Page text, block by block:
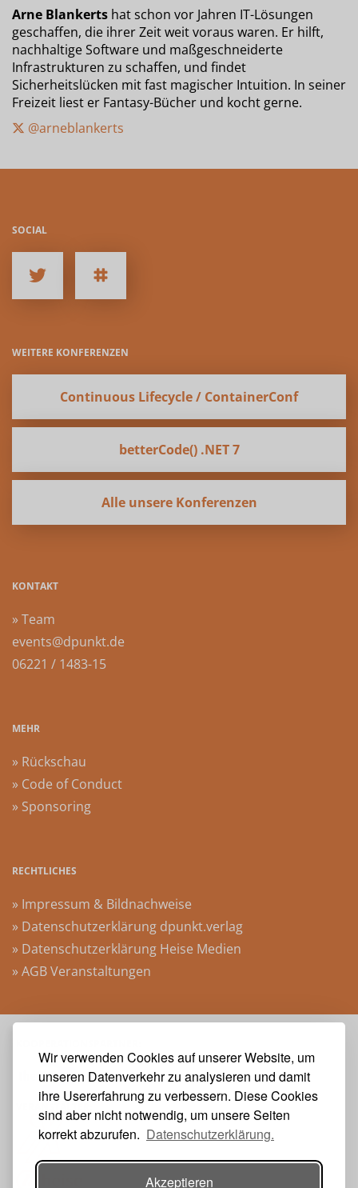
Wir verwenden Cookies auf unserer Website, um
unseren Datenverkehr zu analysieren und damit
ihre Usererfahrung zu verbessern. Diese Cookies
sind aber nicht notwendig, um unsere Seiten
korrekt abzurufen. Datenschutzerklärung.
Akzeptieren
Arne Blankerts hat schon vor Jahren IT-Lösungen
geschaffen, die ihrer Zeit weit voraus waren. Er hilft,
nachhaltige Software und maßgeschneiderte
Infrastrukturen zu schaffen, und findet
Sicherheitslücken mit fast magischer Intuition. In seiner
Freizeit liest er Fantasy-Bücher und kocht gerne.
@arneblankerts
SOCIAL
WEITERE KONFERENZEN
Continuous Lifecycle / ContainerConf
betterCode() .NET 7
Alle unsere Konferenzen
KONTAKT
» Team
events@dpunkt.de
06221 / 1483-15
MEHR
» Rückschau
» Code of Conduct
» Sponsoring
RECHTLICHES
» Impressum & Bildnachweise
» Datenschutzerklärung dpunkt.verlag
» Datenschutzerklärung Heise Medien
» AGB Veranstaltungen
VERANSTALTER: